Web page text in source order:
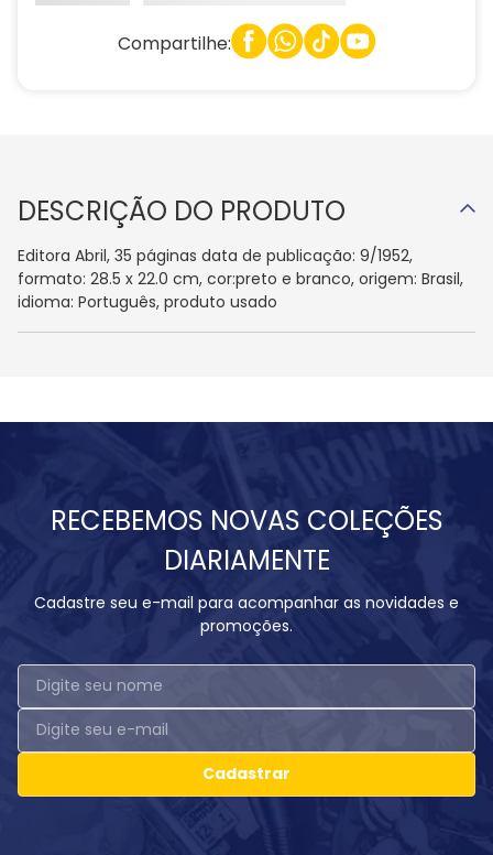
Compartilhe:
DESCRIÇÃO DO PRODUTO
Editora Abril, 35 páginas data de publicação: 9/1952,
formato: 28.5 x 22.0 cm, cor:preto e branco, origem: Brasil,
idioma: Português, produto usado
RECEBEMOS NOVAS COLEÇÕES
DIARIAMENTE
Cadastre seu e-mail para acompanhar as novidades e
promoções.
Cadastrar